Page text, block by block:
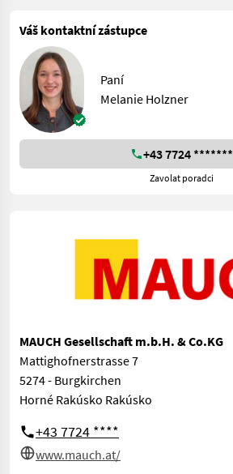
Váš kontaktní zástupce
Paní
Melanie Holzner
+43 7724 *******
Zavolat poradci
MAUCH Gesellschaft m.b.H. & Co.KG
Mattighofnerstrasse 7
5274 - Burgkirchen
Horné Rakúsko Rakúsko
+43 7724 ****
www.mauch.at/